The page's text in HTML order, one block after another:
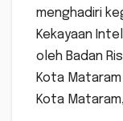
menghadiri
Kekayaan
oleh Badan
Kota Mataram
Kota